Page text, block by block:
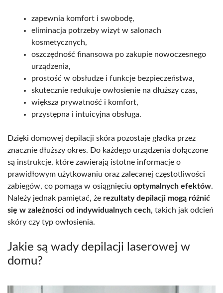
zapewnia komfort i swobodę,
eliminacja potrzeby wizyt w salonach
kosmetycznych,
oszczędność finansowa po zakupie nowoczesnego
urządzenia,
prostość w obsłudze i funkcje bezpieczeństwa,
skutecznie redukuje owłosienie na dłuższy czas,
większa prywatność i komfort,
przystępna i intuicyjna obsługa.
Dzięki domowej depilacji skóra pozostaje gładka przez
znacznie dłuższy okres. Do każdego urządzenia dołączone
są instrukcje, które zawierają istotne informacje o
prawidłowym użytkowaniu oraz zalecanej częstotliwości
zabiegów, co pomaga w osiągnięciu optymalnych efektów.
Należy jednak pamiętać, że rezultaty depilacji mogą różnić
się w zależności od indywidualnych cech, takich jak odcień
skóry czy typ owłosienia.
Jakie są wady depilacji laserowej w
domu?